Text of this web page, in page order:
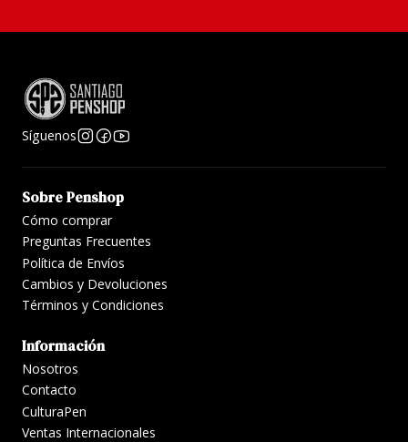
Síguenos
Sobre Penshop
Cómo comprar
Preguntas Frecuentes
Política de Envíos
Cambios y Devoluciones
Términos y Condiciones
Información
Nosotros
Contacto
CulturaPen
Ventas Internacionales